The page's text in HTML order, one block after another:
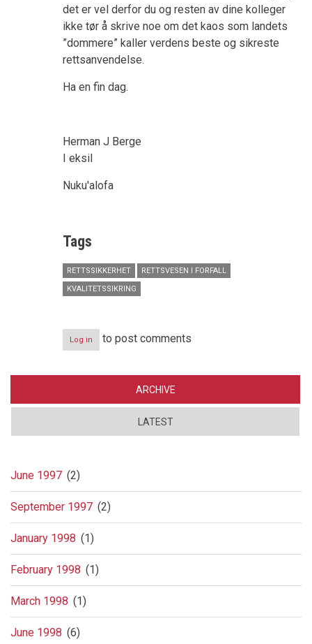
det er vel derfor du og resten av dine kolleger
ikke tør å skrive noe om det kaos som landets
”dommere” kaller verdens beste og sikreste
rettsanvendelse.
Ha en fin dag.
Herman J Berge
I eksil
Nuku'alofa
Tags
RETTSSIKKERHET
RETTSVESEN I FORFALL
KVALITETSSIKRING
Log in to post comments
ARCHIVE
LATEST
June 1997 (2)
September 1997 (2)
January 1998 (1)
February 1998 (1)
March 1998 (1)
June 1998 (6)